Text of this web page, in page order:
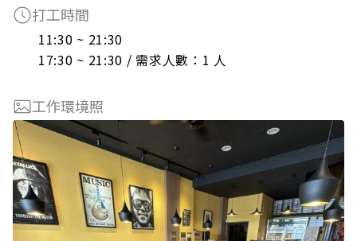
打工時間
11:30 ~ 21:30
17:30 ~ 21:30 / 需求人數：1 人
工作環境照